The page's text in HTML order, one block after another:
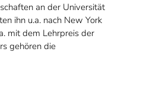
an der Universität
ihn u.a. nach New York
mit dem Lehrpreis der
gehören die